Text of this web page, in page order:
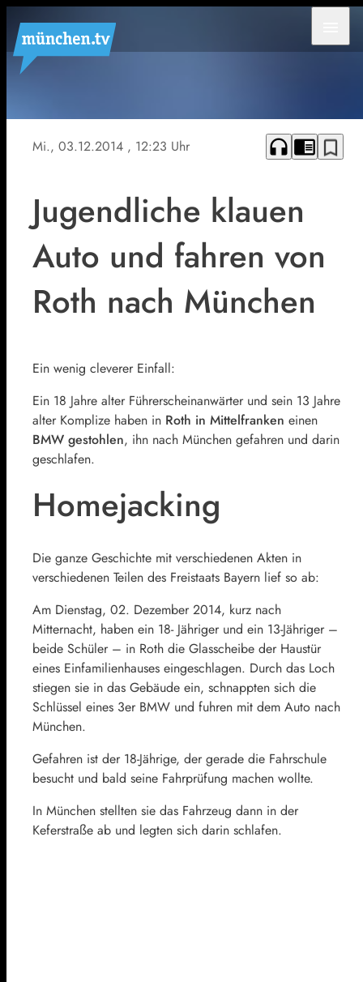
Symbolfoto
Mi., 03.12.2014 , 12:23 Uhr headphones chrome_reader_mode bookmark_border
Jugendliche klauen
Auto und fahren von
Roth nach München
Ein wenig cleverer Einfall:
Ein 18 Jahre alter Führerscheinanwärter und sein 13 Jahre
alter Komplize haben in Roth in Mittelfranken einen
BMW gestohlen, ihn nach München gefahren und darin
geschlafen.
Homejacking
Die ganze Geschichte mit verschiedenen Akten in
verschiedenen Teilen des Freistaats Bayern lief so ab:
Am Dienstag, 02. Dezember 2014, kurz nach
Mitternacht, haben ein 18- Jähriger und ein 13-Jähriger –
beide Schüler – in Roth die Glasscheibe der Haustür
eines Einfamilienhauses eingeschlagen. Durch das Loch
stiegen sie in das Gebäude ein, schnappten sich die
Schlüssel eines 3er BMW und fuhren mit dem Auto nach
München.
Gefahren ist der 18-Jährige, der gerade die Fahrschule
besucht und bald seine Fahrprüfung machen wollte.
In München stellten sie das Fahrzeug dann in der
Keferstraße ab und legten sich darin schlafen.